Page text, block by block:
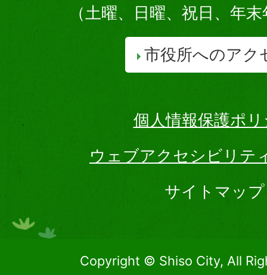
（土曜、日曜、祝日、年
市役所へのアク
個人情報保護ポ
ウェブアクセシビリテ
サイトマップ
Copyright © Shiso City, All